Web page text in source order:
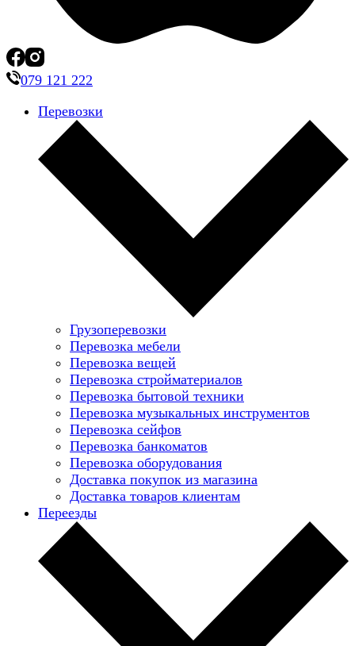
079 121 222
Перевозки
Грузоперевозки
Перевозка мебели
Перевозка вещей
Перевозка стройматериалов
Перевозка бытовой техники
Перевозка музыкальных инструментов
Перевозка сейфов
Перевозка банкоматов
Перевозка оборудования
Доставка покупок из магазина
Доставка товаров клиентам
Переезды